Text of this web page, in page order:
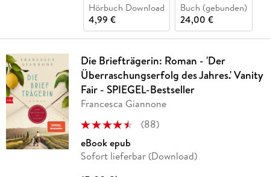
Hörbuch Download
4,99 €
Buch (gebunden)
24,00 €
Die Briefträgerin: Roman - 'Der
Überraschungserfolg des Jahres.' Vanity
Fair - SPIEGEL-Bestseller
Francesca Giannone
(88)
eBook epub
Sofort lieferbar (Download)